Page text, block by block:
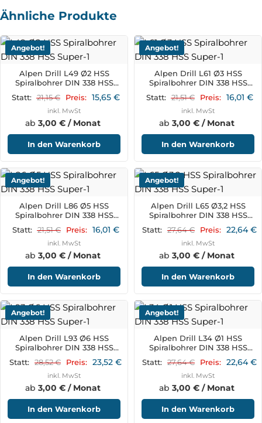
Ähnliche Produkte
Angebot!
Alpen Drill L49 Ø2 HSS
Spiralbohrer DIN 338 HSS
Super
Statt: 21,15€ Preis: 15,65 €
inkl. MwSt
ab 3,00 € / Monat
In den Warenkorb
Angebot!
Alpen Drill L61 Ø3 HSS
Spiralbohrer DIN 338 HSS
Super
Statt: 21,51€ Preis: 16,01 €
inkl. MwSt
ab 3,00 € / Monat
In den Warenkorb
Angebot!
Alpen Drill L86 Ø5 HSS
Spiralbohrer DIN 338 HSS
Super
Statt: 21,51€ Preis: 16,01 €
inkl. MwSt
ab 3,00 € / Monat
In den Warenkorb
Angebot!
Alpen Drill L65 Ø3,2 HSS
Spiralbohrer DIN 338 HSS
Super
Statt: 27,64€ Preis: 22,64€
inkl. MwSt
ab 3,00 € / Monat
In den Warenkorb
Angebot!
Alpen Drill L93 Ø6 HSS
Spiralbohrer DIN 338 HSS
Super
Statt: 28,52€ Preis: 23,52 €
inkl. MwSt
ab 3,00 € / Monat
In den Warenkorb
Angebot!
Alpen Drill L34 Ø1 HSS
Spiralbohrer DIN 338 HSS
Super
Statt: 27,64€ Preis: 22,64€
inkl. MwSt
ab 3,00 € / Monat
In den Warenkorb